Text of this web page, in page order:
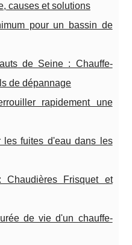
causes et solutions
pour un bassin de
de Seine : Chauffe-
de dépannage
rapidement une
les fuites d'eau dans les
Chaudières Frisquet et
de vie d'un chauffe-